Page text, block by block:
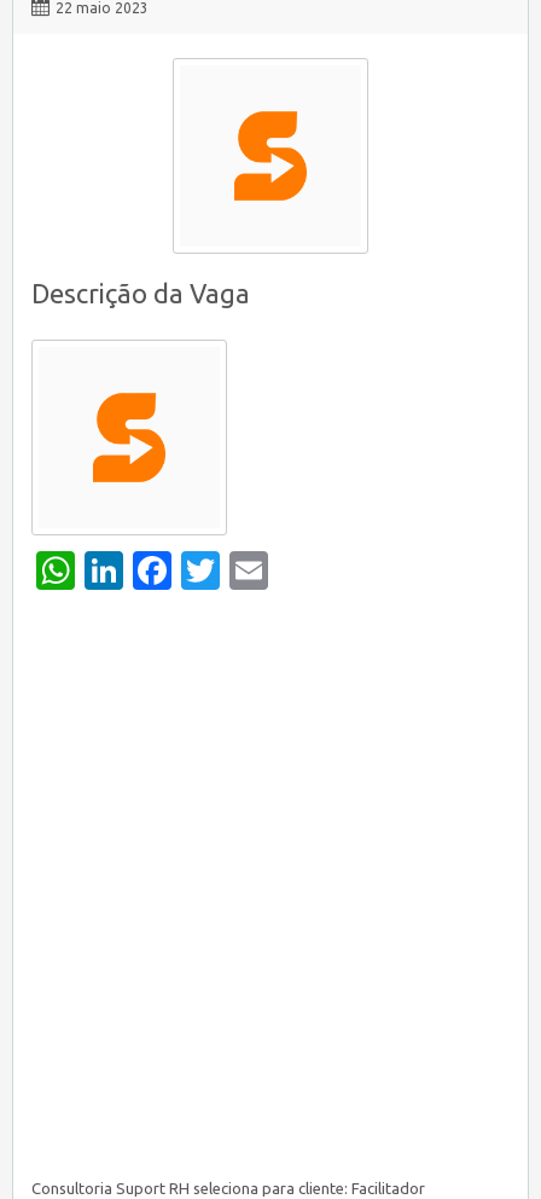
22 maio 2023
Descrição da Vaga
WhatsApp
LinkedIn
Facebook
Twitter
Consultoria Suport RH seleciona para cliente: Facilitador